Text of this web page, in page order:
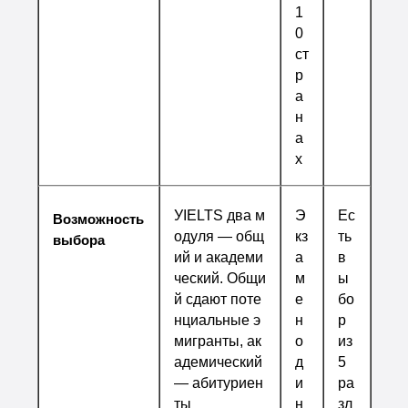
1
0
ст
р
а
н
а
х
Возможность
выбора
УIELTS два м
одуля — общ
ий и академи
ческий. Общи
й сдают поте
нциальные э
мигранты, ак
адемический
— абитуриен
ты
Э
кз
а
м
е
н
о
д
и
н
Ес
ть
в
ы
бо
р
из
5
ра
зл